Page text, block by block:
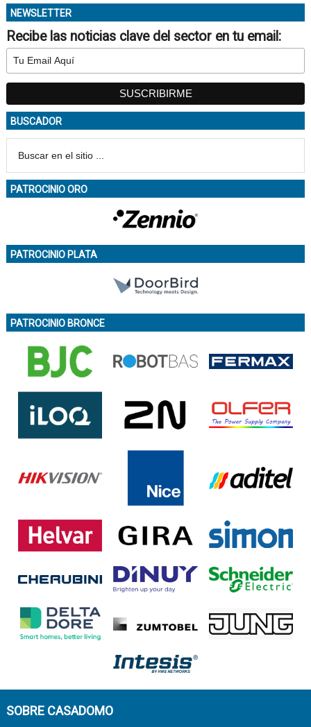
NEWSLETTER
Recibe las noticias clave del sector en tu email:
BUSCADOR
PATROCINIO ORO
PATROCINIO PLATA
PATROCINIO BRONCE
SOBRE CASADOMO